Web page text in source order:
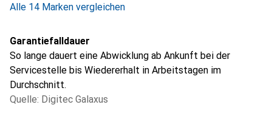
Alle 14 Marken vergleichen
Garantiefalldauer
So lange dauert eine Abwicklung ab Ankunft bei der
Servicestelle bis Wiedererhalt in Arbeitstagen im
Durchschnitt.
Quelle: Digitec Galaxus